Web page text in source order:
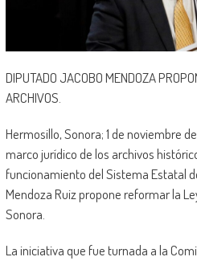
DIPUTADO JACOBO MENDOZA
ARCHIVOS.
Hermosillo, Sonora; 1 de noviembre
marco jurídico de los archivos
funcionamiento del Sistema Estatal
Mendoza Ruiz propone reformar la
Sonora.
La iniciativa que fue turnada a la